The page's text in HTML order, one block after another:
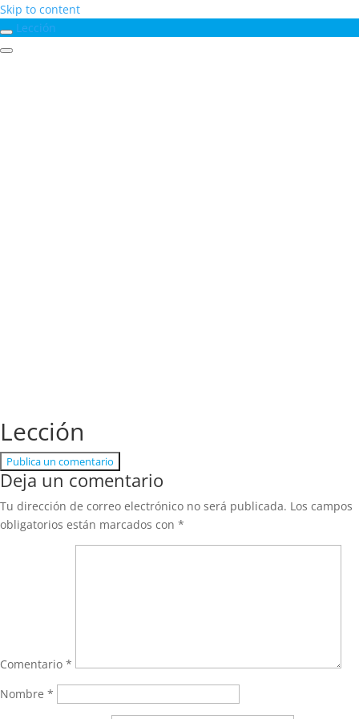
Skip to content
Lección
Lección
Publica un comentario
Deja un comentario
Tu dirección de correo electrónico no será publicada. Los campos
obligatorios están marcados con *
Comentario *
Nombre *